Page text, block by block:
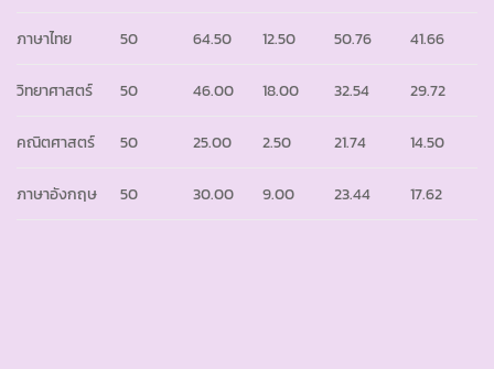
ภาษาไทย 50 64.50 12.50 50.76 41.66
วิทยาศาสตร์ 50 46.00 18.00 32.54 29.72
คณิตศาสตร์ 50 25.00 2.50 21.74 14.50
ภาษาอังกฤษ 50 30.00 9.00 23.44 17.62